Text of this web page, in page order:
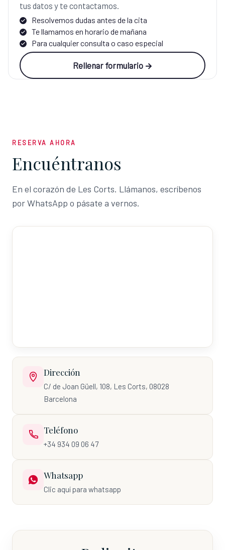
tus datos y te contactamos.
Resolvemos dudas antes de la cita
Te llamamos en horario de mañana
Para cualquier consulta o caso especial
Rellenar formulario →
RESERVA AHORA
Encuéntranos
En el corazón de Les Corts. Llámanos, escríbenos
por WhatsApp o pásate a vernos.
Dirección
C/ de Joan Güell, 108, Les Corts, 08028
Barcelona
Teléfono
+34 934 09 06 47
Whatsapp
Clic aquí para whatsapp